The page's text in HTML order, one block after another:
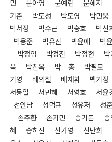
민 문아영 문예린 문혜지
기준 박도성 박도영 박민
박서정 박수근 박승호 박
박용준 박유진 박윤애 박
박정임 박정진 박정현
욱 박찬옥 박 총 박필모
기영 배의철 배재휘 백기
서동일 서민혜 서영호 서
선안남 성덕규 성유저 성
손주환 손지민 송기돈 송
혜 송하진 신가영 신난희